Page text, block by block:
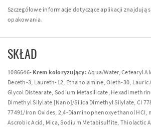
Szczegółowe informacje dotyczące aplikacji znajdują
opakowania.
SKŁAD
1086646- Krem koloryzujący: Aqua/Water, Cetearyl
Deceth-3, Laureth-12, Ethanolamine, Oleth-30,
Glycol Distearate, Sodium Metasilicate,
Dimethyl Silylate [Nano]/Silica Dimethyl Silylate, CI
77491/Iron Oxides, 2,4-Diaminophenoxyethanol HCI,
Ascrobic Acid, Mica, Sodium Metabisulfite, Thiolactic